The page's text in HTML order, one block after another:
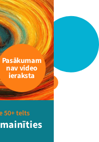
Pasākumam
nav video
ieraksta
50+ telts